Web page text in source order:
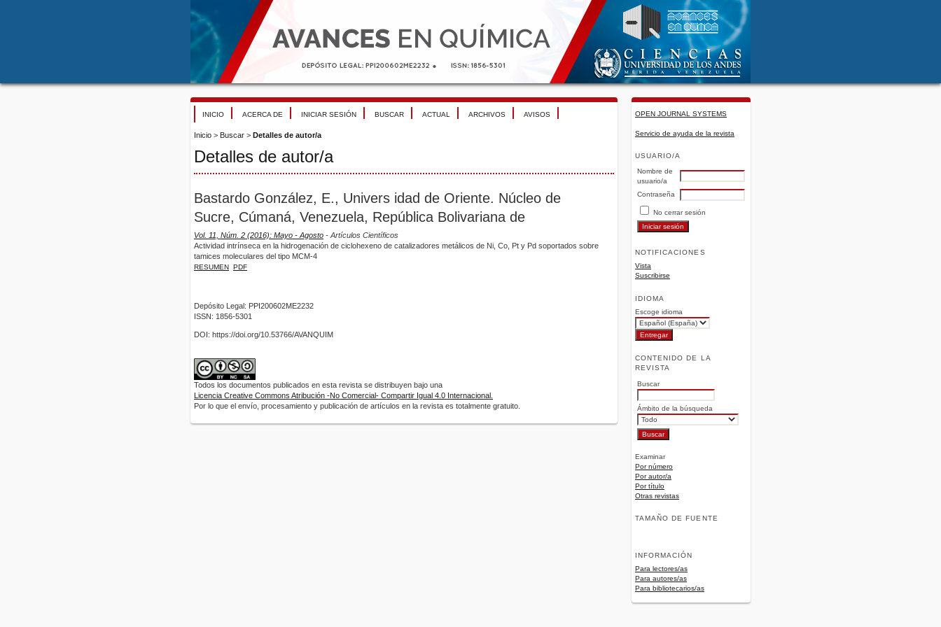
OPEN JOURNAL SYSTEMS
Servicio de ayuda de la revista
USUARIO/A
Nombre de
usuario/a
Contraseña
No cerrar sesión
NOTIFICACIONES
Vista
Suscribirse
IDIOMA
Escoge idioma
CONTENIDO DE LA
REVISTA
Buscar
Ámbito de la búsqueda
Examinar
Por número
Por autor/a
Por título
Otras revistas
TAMAÑO DE FUENTE
INFORMACIÓN
Para lectores/as
Para autores/as
Para bibliotecarios/as
INICIO ACERCA DE INICIAR SESIÓN BUSCAR ACTUAL ARCHIVOS AVISOS
Inicio > Buscar > Detalles de autor/a
Detalles de autor/a
Bastardo González, E., Univers idad de Oriente. Núcleo de
Sucre, Cúmaná, Venezuela, República Bolivariana de
Vol. 11, Núm. 2 (2016): Mayo - Agosto - Artículos Científicos
Actividad intrínseca en la hidrogenación de ciclohexeno de catalizadores metálicos de Ni, Co, Pt y Pd soportados sobre
tamices moleculares del tipo MCM-4
RESUMEN PDF
Depósito Legal: PPI200602ME2232
ISSN: 1856-5301
DOI: https://doi.org/10.53766/AVANQUIM
Todos los documentos publicados en esta revista se distribuyen bajo una
Licencia Creative Commons Atribución -No Comercial- Compartir Igual 4.0 Internacional.
Por lo que el envío, procesamiento y publicación de artículos en la revista es totalmente gratuito.